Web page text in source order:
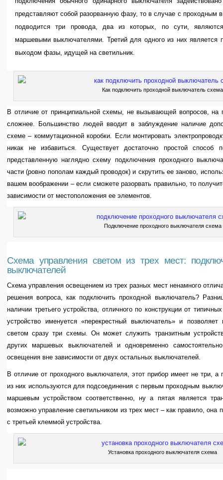
представляют собой разорванную фазу, то в случае с проходным
подводится три провода, два из которых, по сути,
маршевыми выключателями. Третий для одного из них является
выходом фазы, идущей на светильник.
Как подключить проходной выключатель схема
В отличие от принципиальной схемы, не вызывающей вопросов, на
сложнее. Большинство людей вводит в заблуждение наличие
схеме – коммутационной коробки. Если монтировать
никак не избавиться. Существует достаточно простой способ
представленную наглядно схему подключения проходного
части (ровно пополам каждый проводок) и скрутить ее заново,
вашем воображении – если сможете разорвать правильно, то
зависимости от местоположения ее элементов.
Подключение проходного выключателя схема
Схема управления светом из трех мест:
выключателей
Схема управления освещением из трех разных мест ненамного
решения вопроса, как подключить проходной выключатель?
наличии третьего устройства, отличного по конструкции от
устройство именуется «перекрестный выключатель» и позволяет
светом сразу три схемы. Он может служить транзитным
других маршевых выключателей и одновременно
освещения вне зависимости от двух остальных выключателей.
В отличие от проходного выключателя, этот прибор имеет не три,
из них используются для подсоединения с первым проходным
маршевым устройством соответственно, ну а пятая является
возможно управление светильником из трех мест – как правило, она
с третьей клеммой устройства.
Установка проходного выключателя схема